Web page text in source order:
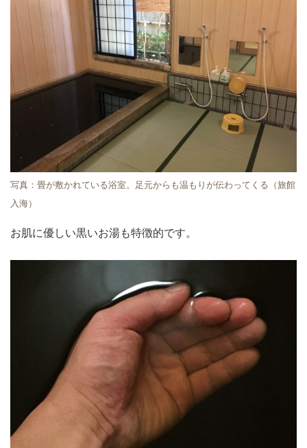
写真：畳が敷かれている浴室。足元からも温もりが伝わってくる（旅館
入海）
お肌に優しい黒いお湯も特徴的です。